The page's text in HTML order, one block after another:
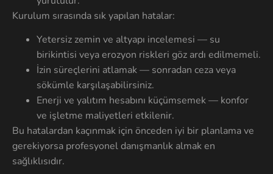
Kurulum sırasında sık yapılan hatalar:
Yetersiz zemin ve altyapı incelemesi — su
birikintisi veya erozyon riskleri göz ardı edilmemeli.
İzin süreçlerini atlamak — sonradan ceza veya
sökümle karşılaşabilirsiniz.
Enerji ve yalıtım hesabını küçümsemek — konfor
ve işletme maliyetleri etkilenir.
Bu hatalardan kaçınmak için önceden iyi bir planlama ve
gerekiyorsa profesyonel danışmanlık almak en
sağlıklısıdır.